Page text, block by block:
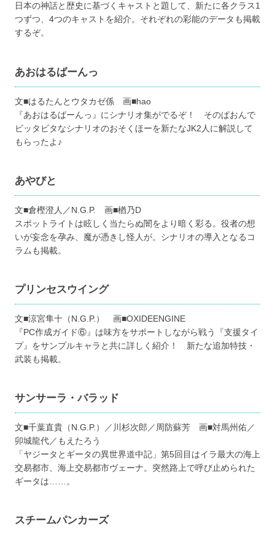
日本の神話と歴史に基づくキャストと題して、新たに各クラス1
つずつ、4つのキャストを紹介。それぞれの彩能のデータも掲載
するぞ。
あおはるばーんっ
文■はるたんとウタカゼ係 画■hao
『あおはるばーんっ』にシナリオ集がでるぞ！ そのぱおんで
ビッタビタなシナリオのおそくほーを新たなJK2人に解説して
もらったよ♪
あやびと
文■倉樫澄人／N.G.P. 画■楢乃D
スポットライトは眩しく当たらぬ闇をより暗く彩る。役者の想
いが妄念を孕み、魔が憑きし怪人が。シナリオの導入となるコ
ラムも掲載。
プリンセスウイング
文■涼宮隼十（N.G.P.） 画■OXIDEENGINE
『PC作成ガイド⑥』は味方をサポートしながら戦う『支援タイ
プ』をサンプルキャラと共に詳しく紹介！ 新たな追加特技・
武装も掲載。
サンサーラ・バラッド
文■千葉直貴（N.G.P.）／川杉次郎／周防蘇芳 画■対馬州佑／
卯城龍代／もえたろう
「ヤジータとギータの異世界道中記」第5回目はイラ最大の海上
交易都市、海上交易都市ヴェーナ。突然路上で呼び止められた
ギータは……。
スチームパンカーズ